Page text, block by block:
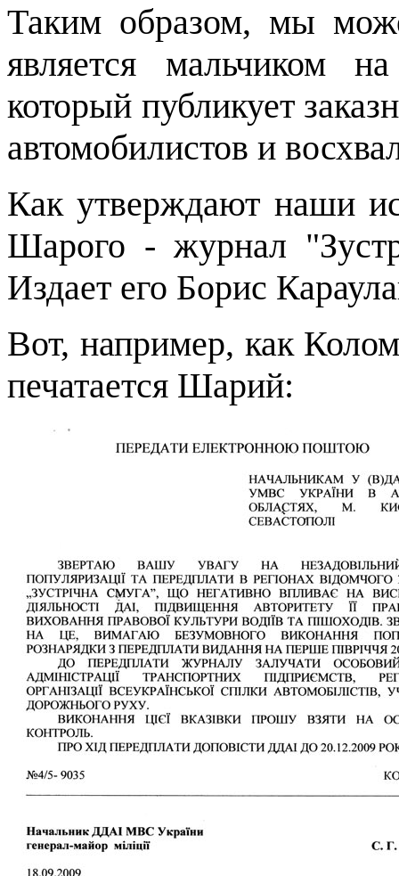
Таким образом, мы
является мальчиком
который публикует
автомобилистов и
Как утверждают наши
Шарого - журнал
Издает его Борис
Вот, например, как
печатается Шарий: